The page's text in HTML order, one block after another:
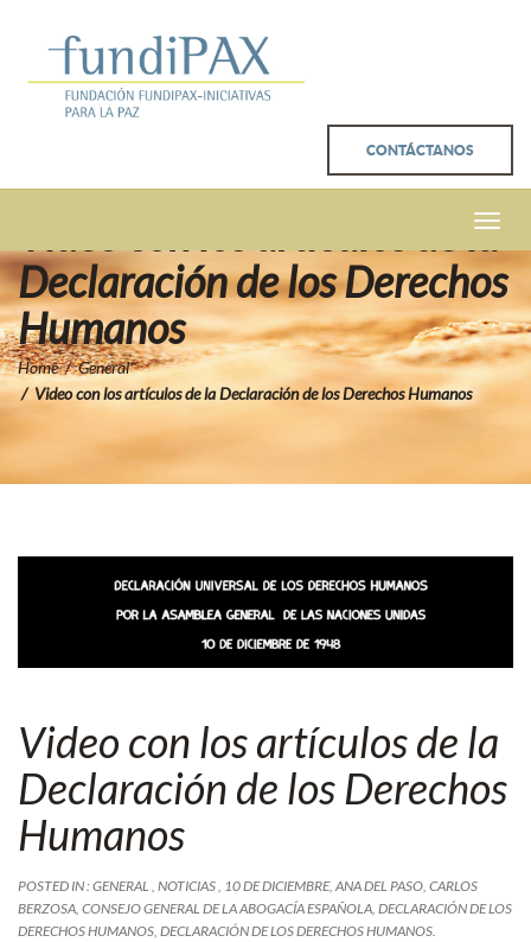
CONTÁCTANOS
Toggle
Video con los artículos de la
Declaración de los Derechos
Humanos
Home
General
Video con los artículos de la Declaración de los Derechos Humanos
Video con los artículos de la
Declaración de los Derechos
Humanos
POSTED IN :GENERAL , NOTICIAS, 10 DE DICIEMBRE, ANA DEL PASO, CARLOS
BERZOSA, CONSEJO GENERAL DE LA ABOGACÍA ESPAÑOLA, DECLARACIÓN DE LOS
DERECHOS HUMANOS, DECLARACIÓN DE LOS DERECHOS HUMANOS.